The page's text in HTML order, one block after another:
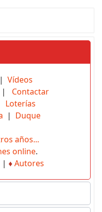
Vídeos
| Contactar
Loterías
| Duque
años...
online.
| ♦Autores